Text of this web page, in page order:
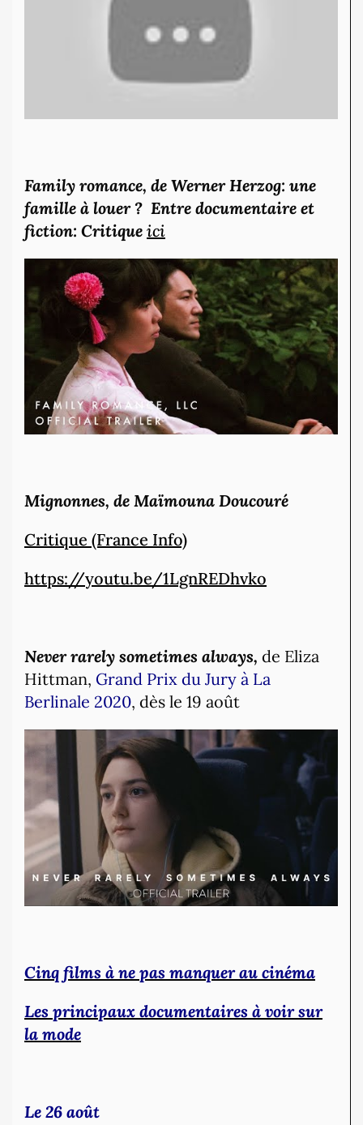
Family romance, de Werner Herzog: une
famille à louer ? Entre documentaire et
fiction: Critique ici
Mignonnes, de Maïmouna Doucouré
Critique (France Info)
https://youtu.be/1LgnREDhvko
Never rarely sometimes always, de Eliza
Hittman, Grand Prix du Jury à La
Berlinale 2020, dès le 19 août
Cinq films à ne pas manquer au cinéma
Les principaux documentaires à voir sur
la mode
Le 26 août